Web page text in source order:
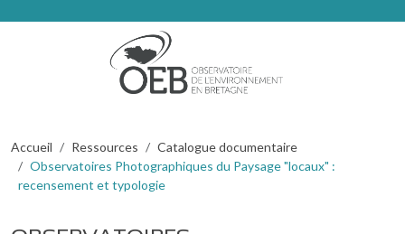
Fil d'Ariane
Accueil Ressources
Catalogue documentaire
Observatoires Photographiques du Paysage "locaux" :
recensement et typologie